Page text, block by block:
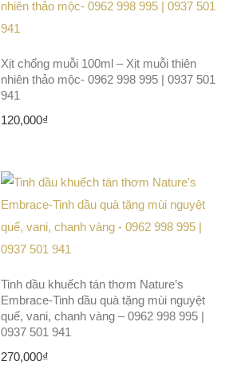
Xịt chống muỗi 100ml – Xịt muỗi thiên
nhiên thảo mộc- 0962 998 995 | 0937 501
941
120,000₫
Tinh dầu khuếch tán thơm Nature’s
Embrace-Tinh dầu quà tặng mùi nguyệt
quế, vani, chanh vàng – 0962 998 995 |
0937 501 941
270,000₫